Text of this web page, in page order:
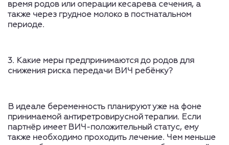
время родов или операции кесарева сечения, а
также через грудное молоко в постнатальном
периоде.
3. Какие меры предпринимаются до родов для
снижения риска передачи ВИЧ ребёнку?
В идеале беременность планируют уже на фоне
принимаемой антиретровирусной терапии. Если
партнёр имеет ВИЧ-положительный статус, ему
также необходимо проходить лечение. Чем меньше